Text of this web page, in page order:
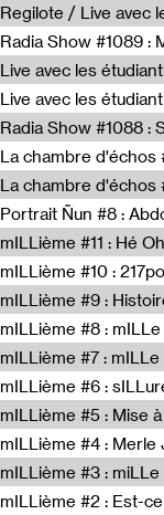
Regilote / Live avec
Radia Show #1089 :
Live avec les
Live avec les
La chambre d'échos
La chambre d'échos
Portrait Ñun #8 :
mILLième #11 : Hé
mILLième #10 :
mILLième #9 :
mILLième #8 :
mILLième #7 :
mILLième #6 :
mILLième #5 : Mise
mILLième #4 : Merle
mILLième #3 :
mILLième #2 : Est-